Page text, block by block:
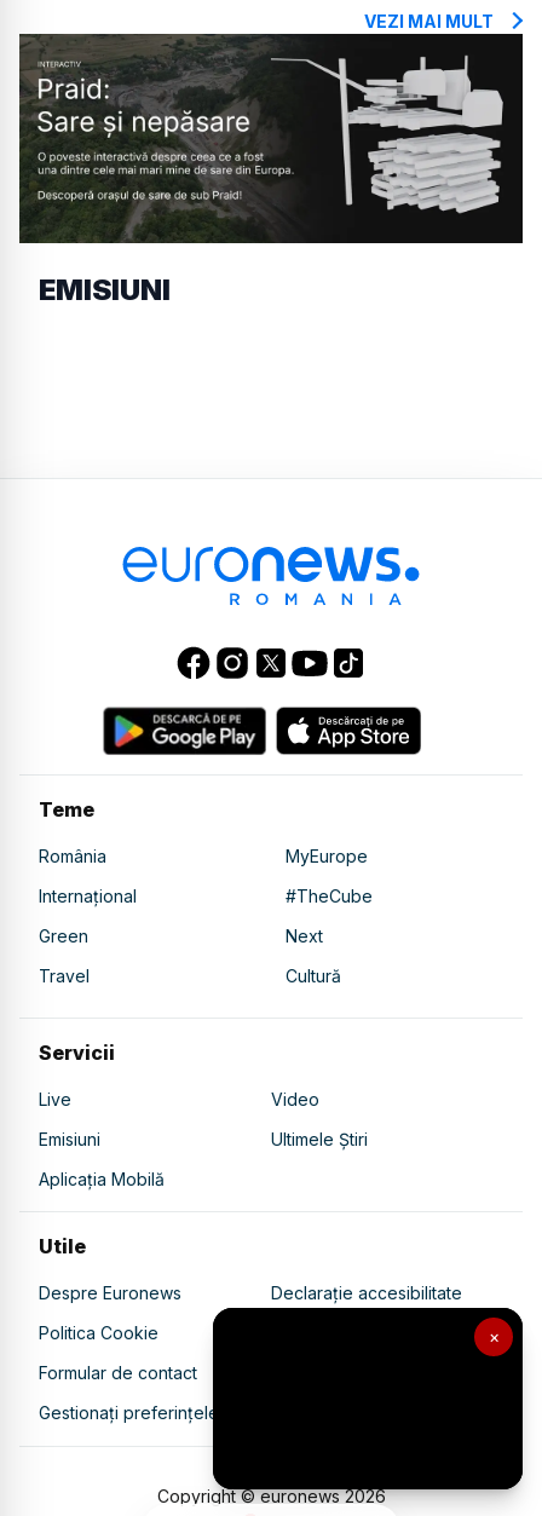
×
VEZI MAI MULT
EMISIUNI
Teme
România
MyEurope
Internațional
#TheCube
Green
Next
Travel
Cultură
Servicii
Live
Video
Emisiuni
Ultimele Știri
Aplicația Mobilă
Utile
Despre Euronews
Declarație accesibilitate
Politica Cookie
Politica de confidențialitate
Formular de contact
Gestionați preferințele
Copyright © euronews2026